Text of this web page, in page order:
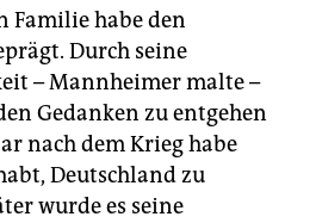
Familie habe den
Durch seine
– Mannheimer malte –
Gedanken zu entgehen
nach dem Krieg habe
Deutschland zu
wurde es seine